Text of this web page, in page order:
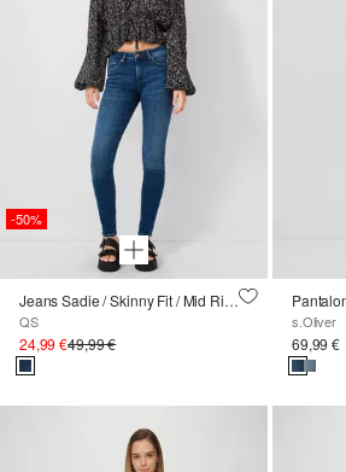
-50%
Jeans Sadie / Skinny Fit / Mid Rise / Skinny Leg
QS
24,99 €49,99 €
s.Oliver
69,99 €